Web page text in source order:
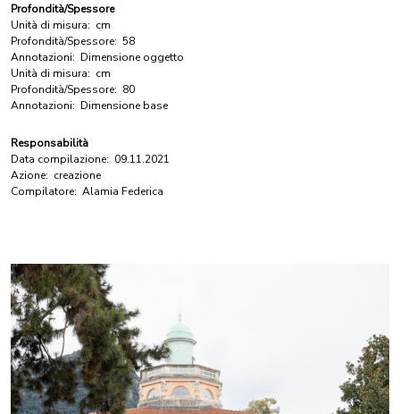
Profondità/Spessore
Unità di misura: cm
Profondità/Spessore: 58
Annotazioni: Dimensione oggetto
Unità di misura: cm
Profondità/Spessore: 80
Annotazioni: Dimensione base
Responsabilità
Data compilazione: 09.11.2021
Azione: creazione
Compilatore: Alamia Federica